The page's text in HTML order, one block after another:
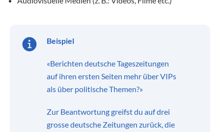
Beispiel
«Berichten deutsche Tageszeitungen
auf ihren ersten Seiten mehr über VIPs
als über politische Themen?»
Zur Beantwortung greifst du auf drei
grosse deutsche Zeitungen zurück, die